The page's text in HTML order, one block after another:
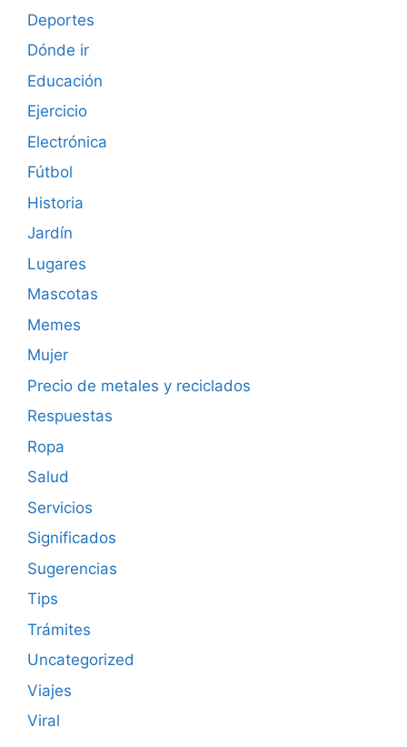
Deportes
Dónde ir
Educación
Ejercicio
Electrónica
Fútbol
Historia
Jardín
Lugares
Mascotas
Memes
Mujer
Precio de metales y reciclados
Respuestas
Ropa
Salud
Servicios
Significados
Sugerencias
Tips
Trámites
Uncategorized
Viajes
Viral